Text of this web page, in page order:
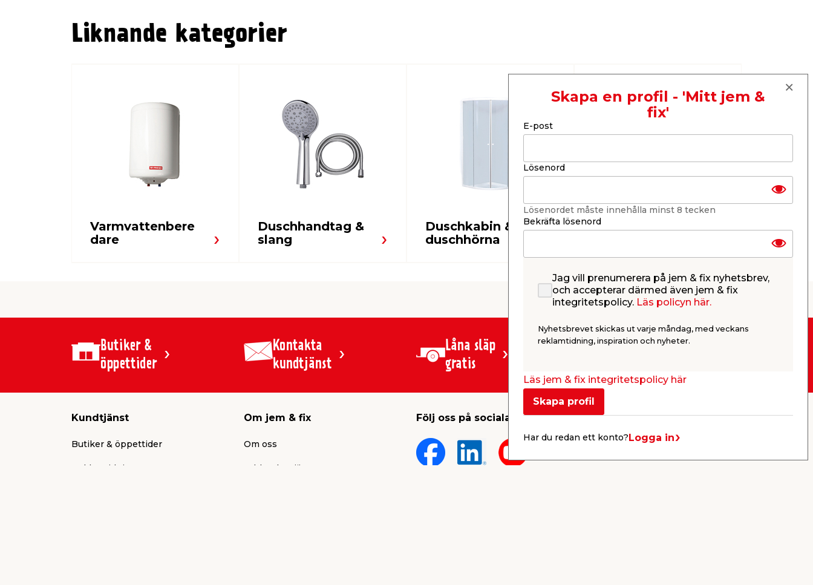
Liknande kategorier
Varmvattenbere
dare
Duschhandtag &
slang
Duschkabin &
duschhörna
Butiker &
öppettider
Kontakta
kundtjänst
Låna släp
gratis
Kundtjänst
Butiker & öppettider
Reklamtidning
Om jem & fix
Om oss
Jobb & karriär
Följ oss på sociala medier
KB jem & fix
268 31 Svalöv, Sverige
Skapa en profil - 'Mitt jem &
fix'
E-post
Lösenord
Lösenordet måste innehålla minst 8 tecken
Bekräfta lösenord
Jag vill prenumerera på jem & fix nyhetsbrev,
och accepterar därmed även jem & fix
integritetspolicy. Läs policyn här.
Nyhetsbrevet skickas ut varje måndag, med veckans
reklamtidning, inspiration och nyheter.
Läs jem & fix integritetspolicy här
Skapa profil
Har du redan ett konto?Logga in